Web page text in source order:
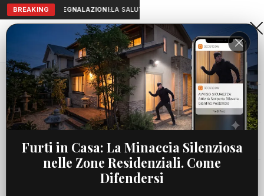
BREAKING SEGNALAZIONI:LA SALUTE A PORTATA DI MANO:
Aranova • NET
PORTALE UTILE AL TERRITORIO
Home
Cronaca
Viabilità
Furti in Casa: La Minaccia Silenziosa
nelle Zone Residenziali. Come
Difendersi